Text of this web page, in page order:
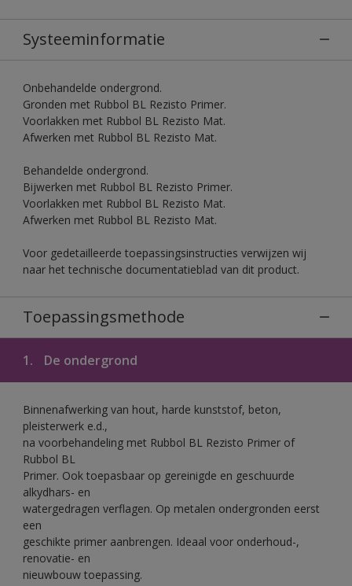
Systeeminformatie
Onbehandelde ondergrond.
Gronden met Rubbol BL Rezisto Primer.
Voorlakken met Rubbol BL Rezisto Mat.
Afwerken met Rubbol BL Rezisto Mat.
Behandelde ondergrond.
Bijwerken met Rubbol BL Rezisto Primer.
Voorlakken met Rubbol BL Rezisto Mat.
Afwerken met Rubbol BL Rezisto Mat.
Voor gedetailleerde toepassingsinstructies verwijzen wij
naar het technische documentatieblad van dit product.
Toepassingsmethode
1. De ondergrond
Binnenafwerking van hout, harde kunststof, beton,
pleisterwerk e.d.,
na voorbehandeling met Rubbol BL Rezisto Primer of
Rubbol BL
Primer. Ook toepasbaar op gereinigde en geschuurde
alkydhars- en
watergedragen verflagen. Op metalen ondergronden eerst
een
geschikte primer aanbrengen. Ideaal voor onderhoud-,
renovatie- en
nieuwbouw toepassing.